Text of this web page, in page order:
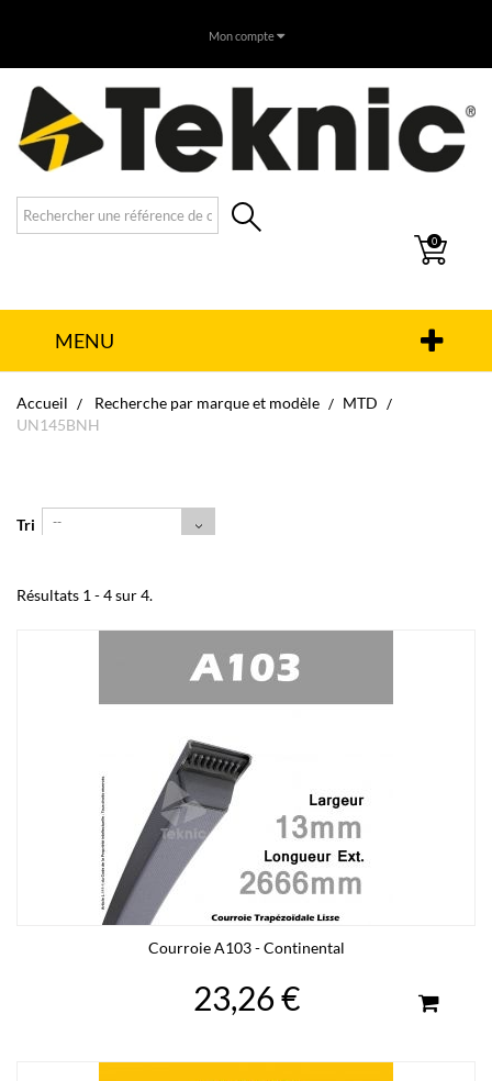
Mon compte
0
MENU
Accueil Recherche par marque et modèle
MTD
UN145BNH
Tri --
Résultats 1 - 4 sur 4.
Courroie A103 - Continental
23,26 €